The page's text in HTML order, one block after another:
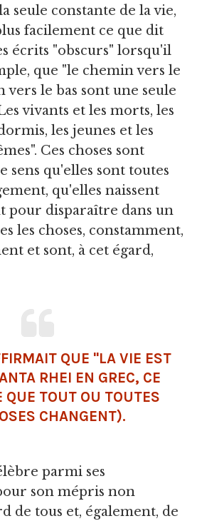
seule constante de la vie,
facilement ce que dit
écrits "obscurs" lorsqu'il
que "le chemin vers le
le bas sont une seule
vivants et les morts, les
les jeunes et les
Ces choses sont
sens qu'elles sont toutes
qu'elles naissent
pour disparaître dans un
les choses, constamment,
et sont, à cet égard,
QUE "LA VIE EST
RHEI EN GREC, CE
QUE TOUT OU TOUTES
CHANGENT).
parmi ses
son mépris non
de tous et, également, de